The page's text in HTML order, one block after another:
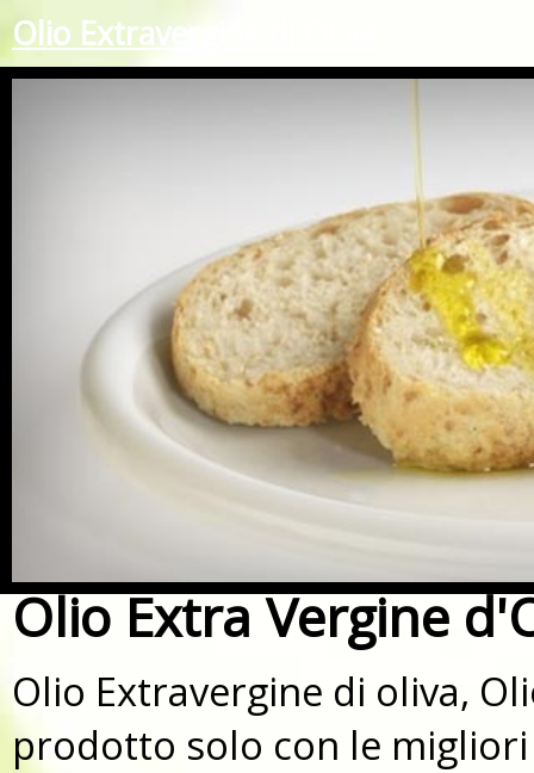
Olio Extravergine di Oliva
Olio Extra Vergine
Olio Extravergine di oliva,
prodotto solo con le